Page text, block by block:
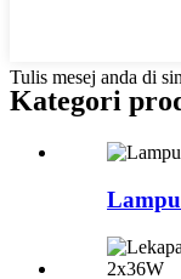
Tulis mesej anda di
Kategori